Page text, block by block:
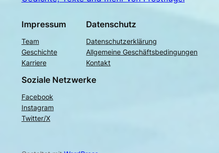
Impressum
Team
Geschichte
Karriere
Datenschutz
Datenschutzerklärung
Allgemeine Geschäftsbedingungen
Kontakt
Soziale Netzwerke
Facebook
Instagram
Twitter/X